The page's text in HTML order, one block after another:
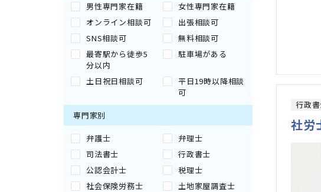
男性専門家在籍
女性専門家在籍
オンライン相談可
出張相談可
SNS相談可
無料相談可
最寄駅から徒歩5
分以内
駐車場がある
土日祝日相談可
平日19時以降相談
可
専門家別
弁護士
弁理士
司法書士
行政書士
公認会計士
税理士
社会保険労務士
土地家屋調査士
行政
社労